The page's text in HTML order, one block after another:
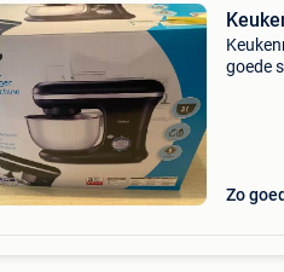
goede
Zo